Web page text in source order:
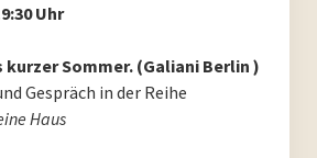
Uhr
Sommer. (Galiani Berlin )
Gespräch in der Reihe
Haus